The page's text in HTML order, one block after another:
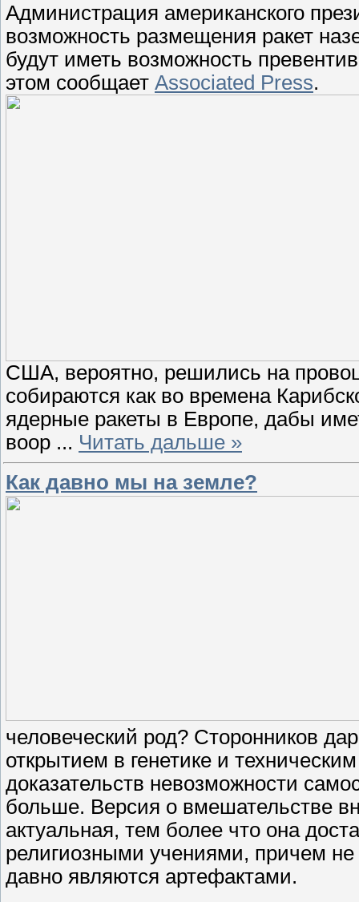
Администрация американского
возможность размещения ракет
будут иметь возможность
этом сообщает Associated Press.
США, вероятно, решились на
собираются как во времена
ядерные ракеты в Европе, дабы
воор ... Читать дальше »
Как давно мы на земле?
человеческий род? Сторонников
открытием в генетике и
доказательств невозможности
больше. Версия о вмешательстве
актуальная, тем более что она
религиозными учениями, причем
давно являются артефактами.